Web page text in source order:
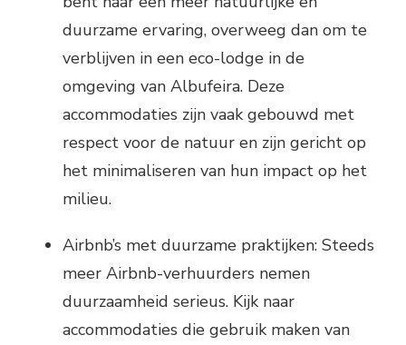
duurzame ervaring, overweeg dan om te
verblijven in een eco-lodge in de
omgeving van Albufeira. Deze
accommodaties zijn vaak gebouwd met
respect voor de natuur en zijn gericht op
het minimaliseren van hun impact op het
milieu.
Airbnb’s met duurzame praktijken: Steeds
meer Airbnb-verhuurders nemen
duurzaamheid serieus. Kijk naar
accommodaties die gebruik maken van